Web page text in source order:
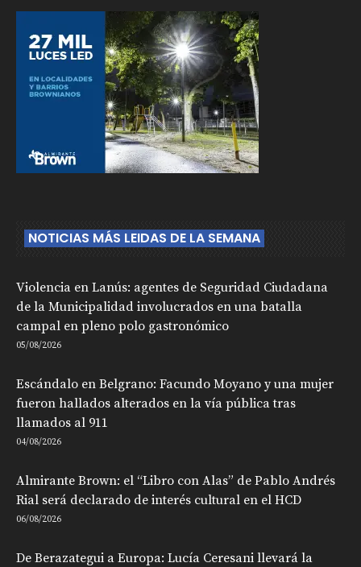
NOTICIAS MÁS LEIDAS DE LA SEMANA
Violencia en Lanús: agentes de Seguridad Ciudadana
de la Municipalidad involucrados en una batalla
campal en pleno polo gastronómico
05/08/2026
Escándalo en Belgrano: Facundo Moyano y una mujer
fueron hallados alterados en la vía pública tras
llamados al 911
04/08/2026
Almirante Brown: el “Libro con Alas” de Pablo Andrés
Rial será declarado de interés cultural en el HCD
06/08/2026
De Berazategui a Europa: Lucía Ceresani llevará la